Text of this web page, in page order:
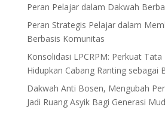
Peran Pelajar dalam Dakwah
Peran Strategis Pelajar dalam
Berbasis Komunitas
Konsolidasi LPCRPM: Perkuat
Hidupkan Cabang Ranting sebagai
Dakwah Anti Bosen, Mengubah
Jadi Ruang Asyik Bagi Generasi